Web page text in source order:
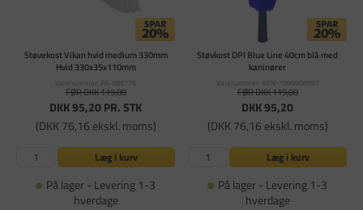
Støvekost Vikan hvid medium 330mm
Hvid 330x35x110mm
Varenummer: PA-685776
FØR DKK 119,00
DKK 95,20PR. STK
(DKK 76,16 ekskl. moms)
Læg i kurv
På lager - Levering 1-3
hverdage
Støvkost DPI Blue Line 40cm blå med
kaninører
Varenummer: ABN-1999906997
FØR DKK 119,00
DKK 95,20
(DKK 76,16 ekskl. moms)
Læg i kurv
På lager - Levering 1-3
hverdage